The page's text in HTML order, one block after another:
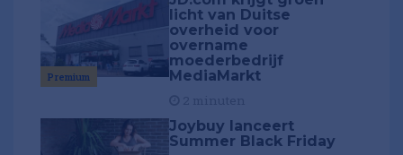
Premium
licht van Duitse
overheid voor
overname
moederbedrijf
MediaMarkt
Joybuy lanceert
Summer Black Friday